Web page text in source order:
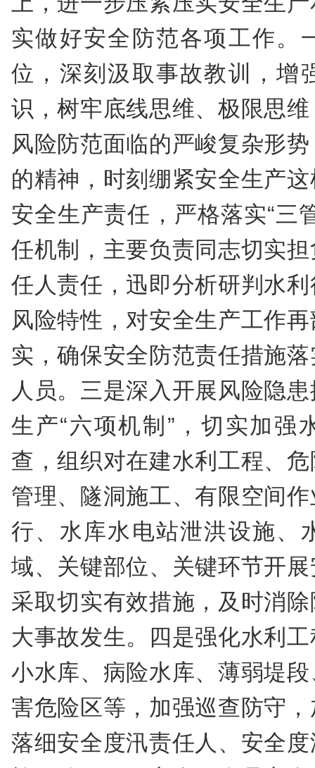
实做好安全防范各项工作。
位，深刻汲取事故教训，增
识，树牢底线思维、极限思
风险防范面临的严峻复杂形
的精神，时刻绷紧安全生产
安全生产责任，严格落实“三
任机制，主要负责同志切实
任人责任，迅即分析研判水
风险特性，对安全生产工作
实，确保安全防范责任措施
人员。三是深入开展风险隐
生产“六项机制”，切实加强
查，组织对在建水利工程、
管理、隧洞施工、有限空间
行、水库水电站泄洪设施、
域、关键部位、关键环节开
采取切实有效措施，及时消
大事故发生。四是强化水利
小水库、病险水库、薄弱堤
害危险区等，加强巡查防守
落细安全度汛责任人、安全